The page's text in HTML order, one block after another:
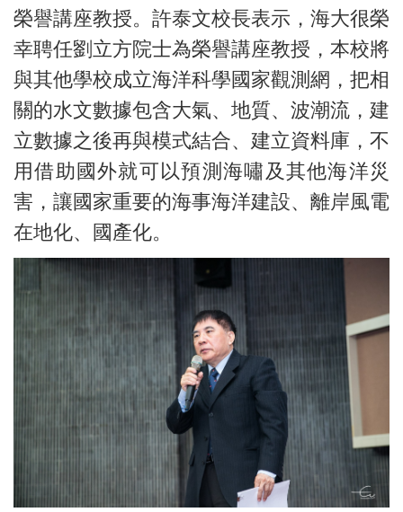
榮譽講座教授。許泰文校長表示，海大很榮
幸聘任劉立方院士為榮譽講座教授，本校將
與其他學校成立海洋科學國家觀測網，把相
關的水文數據包含大氣、地質、波潮流，建
立數據之後再與模式結合、建立資料庫，不
用借助國外就可以預測海嘯及其他海洋災
害，讓國家重要的海事海洋建設、離岸風電
在地化、國產化。